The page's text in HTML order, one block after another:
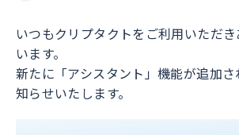
いつもクリプタクトをご利用いただ
います。
新たに「アシスタント」機能が追加
知らせいたします。